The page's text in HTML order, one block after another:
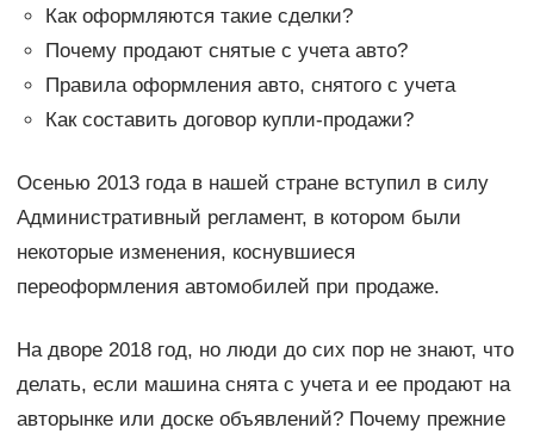
Как оформляются такие сделки?
Почему продают снятые с учета авто?
Правила оформления авто, снятого с учета
Как составить договор купли-продажи?
Осенью 2013 года в нашей стране вступил в силу
Административный регламент, в котором были
некоторые изменения, коснувшиеся
переоформления автомобилей при продаже.
На дворе 2018 год, но люди до сих пор не знают, что
делать, если машина снята с учета и ее продают на
авторынке или доске объявлений? Почему прежние